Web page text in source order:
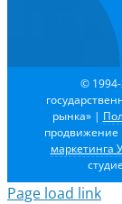
©
рынка» |
продвижение
маркетинга
Page load link